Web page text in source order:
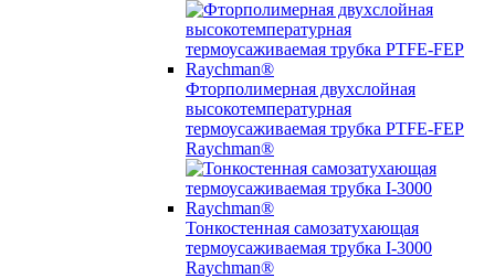
Фторполимерная двухслойная
высокотемпературная
термоусаживаемая трубка PTFE-FEP
Raychman®
Тонкостенная самозатухающая
термоусаживаемая трубка I-3000
Raychman®